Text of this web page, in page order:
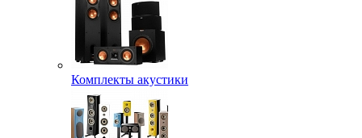
Комплекты акустики